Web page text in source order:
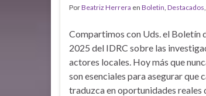
PorBeatriz Herrera en Boletin Destacados
Compartimos con Uds. el Boletín
2025 del IDRC sobre las
actores locales. Hoy más que
son esenciales para asegurar que
traduzca en oportunidades reales